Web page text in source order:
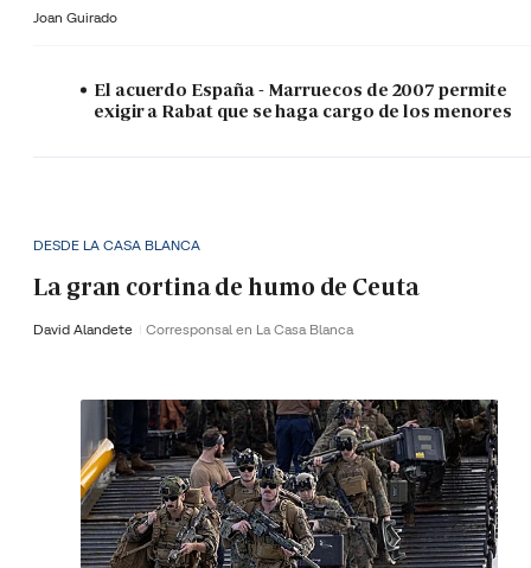
Joan Guirado
El acuerdo España - Marruecos de 2007 permite
exigir a Rabat que se haga cargo de los menores
DESDE LA CASA BLANCA
La gran cortina de humo de Ceuta
David Alandete Corresponsal en La Casa Blanca